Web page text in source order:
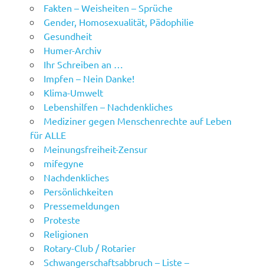
Fakten – Weisheiten – Sprüche
Gender, Homosexualität, Pädophilie
Gesundheit
Humer-Archiv
Ihr Schreiben an …
Impfen – Nein Danke!
Klima-Umwelt
Lebenshilfen – Nachdenkliches
Mediziner gegen Menschenrechte auf Leben
für ALLE
Meinungsfreiheit-Zensur
mifegyne
Nachdenkliches
Persönlichkeiten
Pressemeldungen
Proteste
Religionen
Rotary-Club / Rotarier
Schwangerschaftsabbruch – Liste –